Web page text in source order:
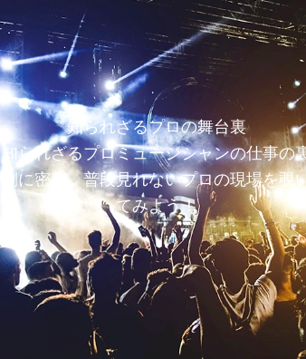
知られざるプロの舞台裏
知られざるプロミュージシャンの仕事の
側に密着。普段見れないプロの現場を覗
てみよう！